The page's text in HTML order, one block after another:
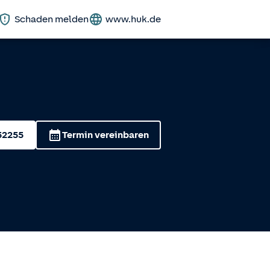
Schaden melden www.huk.de
Termin vereinbaren